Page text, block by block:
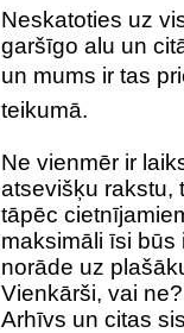
Neskatoties uz
garšīgo alu un
un mums ir tas
teikumā.
Ne vienmēr ir
atsevišķu rakstu,
tāpēc
maksimāli īsi
norāde uz
Vienkārši, vai ne?
Arhīvs un citas